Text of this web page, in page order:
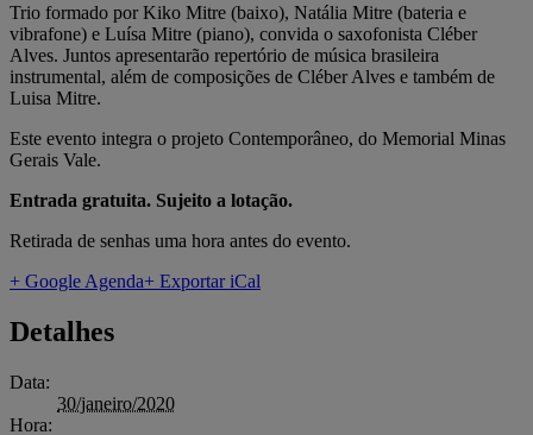
Trio formado por Kiko Mitre (baixo), Natália Mitre (bateria e
vibrafone) e Luísa Mitre (piano), convida o saxofonista Cléber
Alves. Juntos apresentarão repertório de música brasileira
instrumental, além de composições de Cléber Alves e também de
Luisa Mitre.
Este evento integra o projeto Contemporâneo, do Memorial Minas
Gerais Vale.
Entrada gratuita. Sujeito a lotação.
Retirada de senhas uma hora antes do evento.
+ Google Agenda+ Exportar iCal
Detalhes
Data:
30/janeiro/2020
Hora: